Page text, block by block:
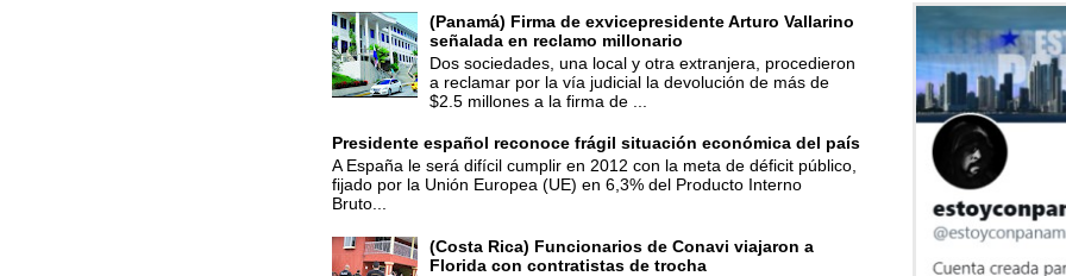
(Panamá) Firma de exvicepresidente Arturo Vallarino
señalada en reclamo millonario
Dos sociedades, una local y otra extranjera, procedieron
a reclamar por la vía judicial la devolución de más de
$2.5 millones a la firma de ...
Presidente español reconoce frágil situación económica del país
A España le será difícil cumplir en 2012 con la meta de déficit público,
fijado por la Unión Europea (UE) en 6,3% del Producto Interno
Bruto...
(Costa Rica) Funcionarios de Conavi viajaron a
Florida con contratistas de trocha